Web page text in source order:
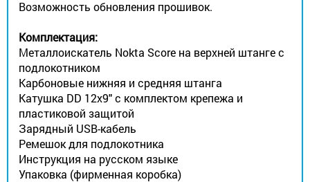
Возможность обновления прошивок.
Комплектация:
Металлоискатель Nokta Score на верхней штанге с
подлокотником
Карбоновые нижняя и средняя штанга
Катушка DD 12x9" с комплектом крепежа и
пластиковой защитой
Зарядный USB-кабель
Ремешок для подлокотника
Инструкция на русском языке
Упаковка (фирменная коробка)